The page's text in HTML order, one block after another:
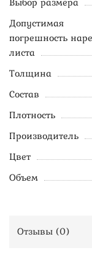
Допустимая
погрешность
листа
Толщина
Состав
Плотность
Производитель
Цвет
Объем
Отзывы (0)